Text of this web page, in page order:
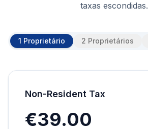
taxas escondidas.
1 Proprietário 2 Proprietários
Non-Resident Tax
€39.00